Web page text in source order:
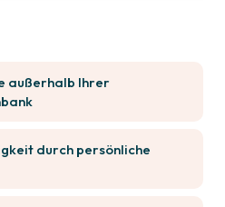
außerhalb Ihrer
durch persönliche